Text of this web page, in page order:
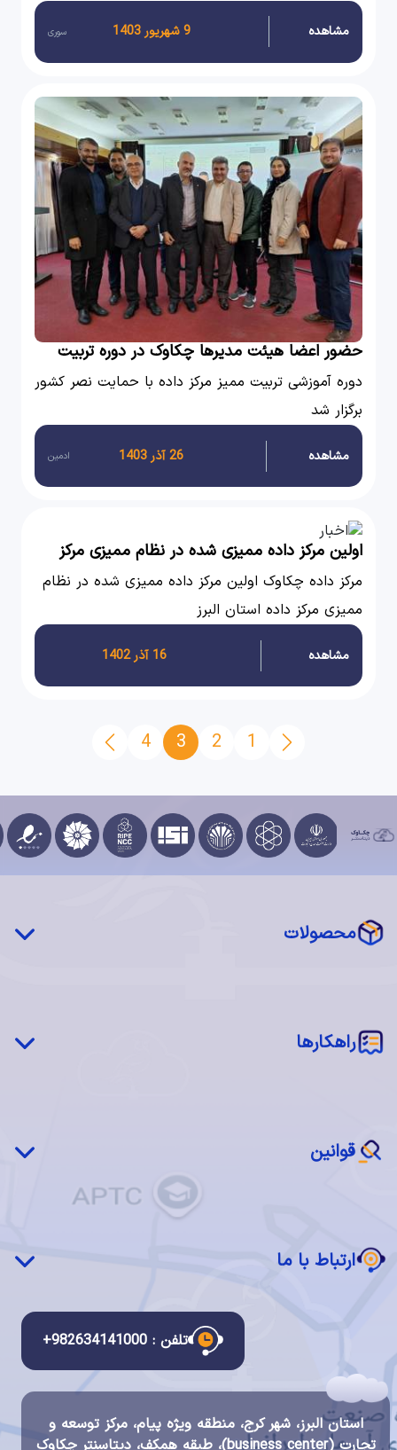
مشاهده 9 شهریور 1403 سوری
حضور اعضا هیئت مدیرها چکاوک در دوره تربیت
ممیز مرکز داده
دوره آموزشی تربیت ممیز مرکز داده با حمایت نصر کشور
برگزار شد
مشاهده 26 آذر 1403 ادمین
اولین مرکز داده ممیزی شده در نظام ممیزی مرکز
داده استان البرز
مرکز داده چکاوک اولین مرکز داده ممیزی شده در نظام
ممیزی مرکز داده استان البرز
مشاهده 16 آذر 1402
1
2
3
4
محصولات
سرور فیزیکی اختصاصی (MaaS)
نرم‌افزار ابری (SaaS)
‌‌راهکارها
ابر خصوصی چکاوک
قوانین
قوانین و مقررات استفاده از سرویس ها
قانون تجارت الکترونیک
قوانین سیستم مالی و احراز هویت چکاوک
ارتباط با ما
گواهینامه ها و اعتبارات
شرح مشاغل
فرصت های شغلی
تلفن : 982634141000+
استان البرز، شهر کرج، منطقه ویژه پیام، مرکز توسعه و